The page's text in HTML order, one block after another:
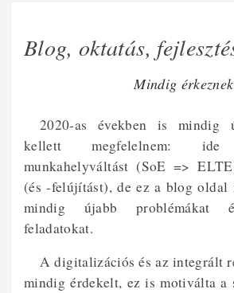
Blog, oktatás,
Mindig
2020-as években is mindig új kihívásoknak
kellett megfelelnem:
munkahelyváltást (SoE =>
(és -felújítást), de ez a blog oldal
mindig újabb problémákat
feladatokat.
A digitalizációs és az integrált rendszerek világa
mindig érdekelt, ez is motiválta a